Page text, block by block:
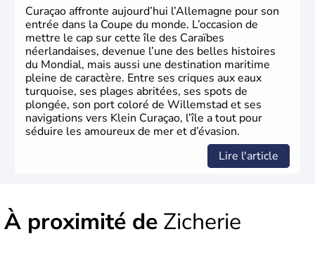
Curaçao affronte aujourd’hui l’Allemagne pour son
entrée dans la Coupe du monde. L’occasion de
mettre le cap sur cette île des Caraïbes
néerlandaises, devenue l’une des belles histoires
du Mondial, mais aussi une destination maritime
pleine de caractère. Entre ses criques aux eaux
turquoise, ses plages abritées, ses spots de
plongée, son port coloré de Willemstad et ses
navigations vers Klein Curaçao, l’île a tout pour
séduire les amoureux de mer et d’évasion.
Lire l'article
À proximité de Zicherie